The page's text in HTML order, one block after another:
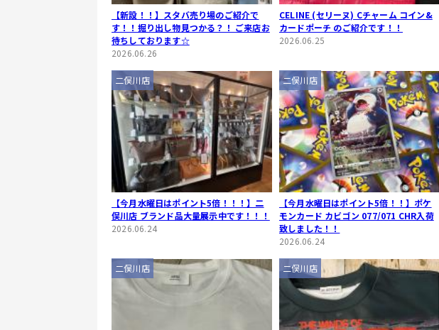
【新設！！】スタバ売り場のご紹介で
す！！掘り出し物見つかる？！ ご来店お
待ちしております☆
2026.06.26
CELINE (セリーヌ) Cチャーム コイン&
カードポーチ のご紹介です！！
2026.06.25
二俣川店
【今月水曜日はポイント5倍！！！】二
俣川店 ブランド品大量展示中です！！！
2026.06.24
二俣川店
【今月水曜日はポイント5倍！！】ポケ
モンカード カビゴン 077/071 CHR入荷
致しました！！
2026.06.24
二俣川店 二俣川店